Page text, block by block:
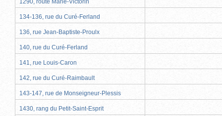
134-136, rue du Curé-Ferland
136, rue Jean-Baptiste-Proulx
140, rue du Curé-Ferland
141, rue Louis-Caron
142, rue du Curé-Raimbault
143-147, rue de Monseigneur-Plessis
1430, rang du Petit-Saint-Esprit